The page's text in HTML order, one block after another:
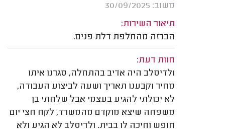
משוב: 30/09/2025
תיאור השירות:
הברזה מהחלפת דלת פנים.
חוות דעת:
ולדיסלב היה אדיב בהתחלה, סגרנו איתו
מחיר וקבענו תאריך ושעה לביצוע העבודה,
לא יכולתי להגיע בעצמי אבל שלחתי בן
משפחה שיצא מוקדם מהמשרד, לקח חצי יום
חופש וחיכה לו בבית. ולדיסלב לא הגיע ולא